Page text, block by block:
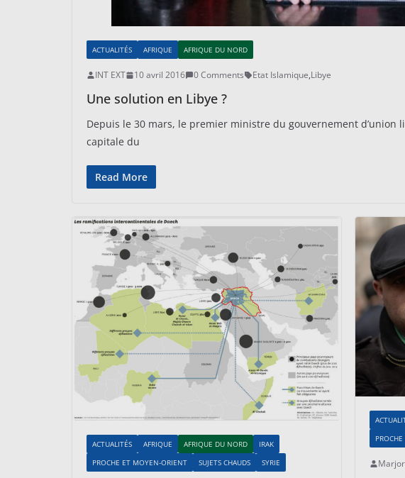
ACTUALITÉS AFRIQUE AFRIQUE DU NORD
INT EXT 10 avril 2016 0 Comments Etat Islamique,Libye
Une solution en Libye ?
Depuis le 30 mars, le premier ministre du gouvernement d’union
capitale du
Read More
ACTUALITÉS AFRIQUE AFRIQUE DU NORD
IRAK
PROCHE ET MOYEN-ORIENT
SUJETS CHAUDS SYRIE